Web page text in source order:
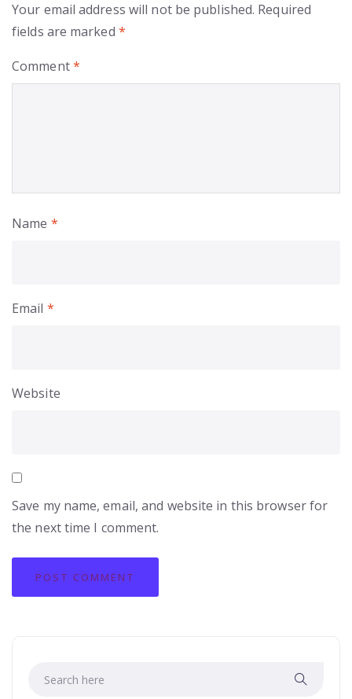
Your email address will not be published. Required
fields are marked *
Comment*
Name *
Email *
Website
Save my name, email, and website in this browser for
the next time I comment.